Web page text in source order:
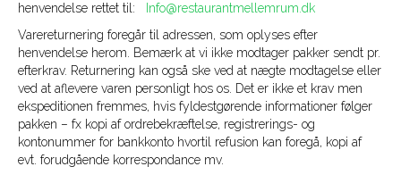
henvendelse rettet til:
Info@restaurantmellemrum.dk
Varereturnering foregår til adressen, som oplyses efter
henvendelse herom. Bemærk at vi ikke modtager pakker sendt pr.
efterkrav. Returnering kan også ske ved at nægte modtagelse eller
ved at aflevere varen personligt hos os. Det er ikke et krav men
ekspeditionen fremmes, hvis fyldestgørende informationer følger
pakken – fx kopi af ordrebekræftelse, registrerings- og
kontonummer for bankkonto hvortil refusion kan foregå, kopi af
evt. forudgående korrespondance mv.